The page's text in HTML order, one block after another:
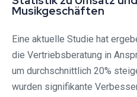
Musikgeschäften
Eine aktuelle Studie hat
die Vertriebsberatung in
um durchschnittlich 20%
wurden signifikante